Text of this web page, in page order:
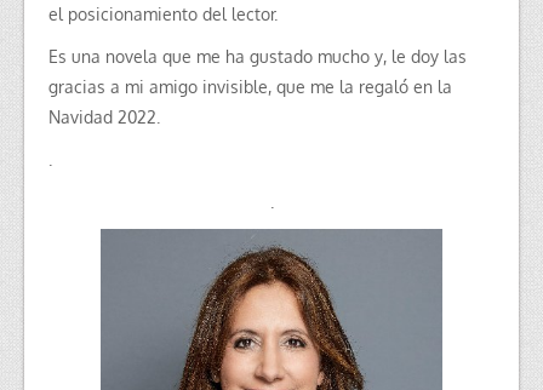
el posicionamiento del lector.
Es una novela que me ha gustado mucho y, le doy las
gracias a mi amigo invisible, que me la regaló en la
Navidad 2022.
.
.